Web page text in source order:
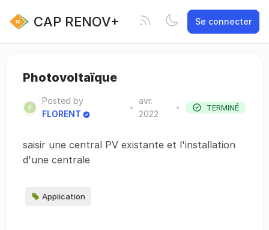
CAP RENOV+ Se connecter
Photovoltaïque
Posted by
FLORENT
•
avr.
2022
• TERMINÉ
saisir une central PV existante et l'installation
d'une centrale
Application